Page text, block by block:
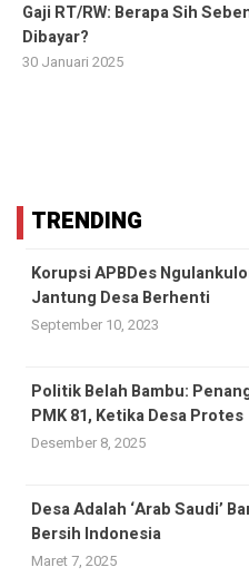
Gaji RT/RW: Berapa Sih
Dibayar?
30 Januari 2025
TRENDING
Korupsi APBDes
Jantung Desa Berhenti
September 10, 2023
Politik Belah Bambu:
PMK 81, Ketika Desa Protes
Desember 8, 2025
Desa Adalah ‘Arab Saudi’
Bersih Indonesia
Maret 7, 2025